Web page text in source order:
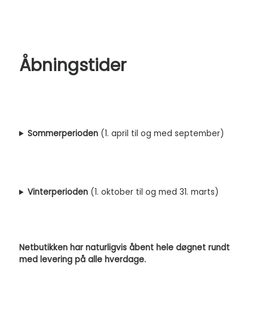
Åbningstider
Sommerperioden (1. april til og med september)
Vinterperioden (1. oktober til og med 31. marts)
Netbutikken har naturligvis åbent hele døgnet rundt
med levering på alle hverdage.